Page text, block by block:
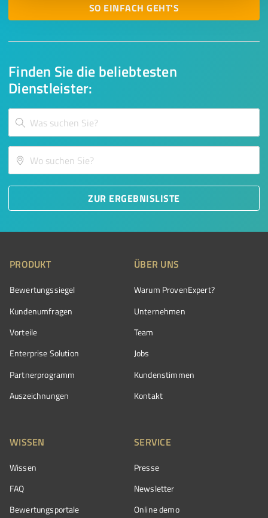
Finden Sie die beliebtesten
Dienstleister:
ZUR ERGEBNISLISTE
SO EINFACH GEHT'S
PRODUKT
Bewertungssiegel
Kundenumfragen
Vorteile
Enterprise Solution
Partnerprogramm
Auszeichnungen
ÜBER UNS
Warum ProvenExpert?
Unternehmen
Team
Jobs
Kundenstimmen
Kontakt
WISSEN
Wissen
FAQ
Bewertungsportale
SERVICE
Presse
Newsletter
Online demo